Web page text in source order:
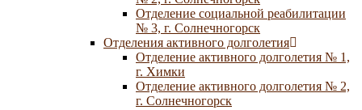
Отделение социальной реабилитации
№ 3, г. Солнечногорск
Отделения активного долголетия
Отделение активного долголетия № 1,
г. Химки
Отделение активного долголетия № 2,
г. Солнечногорск